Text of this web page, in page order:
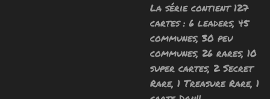
La série contient 127
cartes : 6 leaders, 45
communes, 30 peu
communes, 26 rares, 10
super cartes, 2 Secret
Rare, 1 Treasure Rare, 1